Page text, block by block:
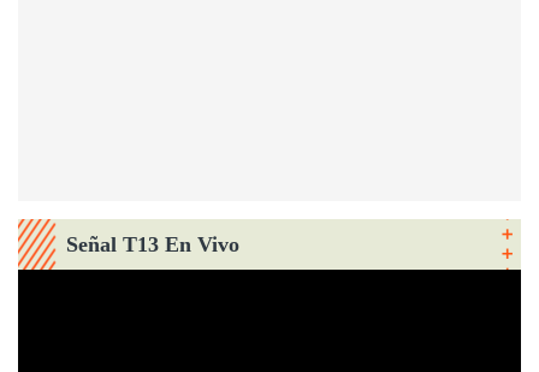
Señal T13 En Vivo